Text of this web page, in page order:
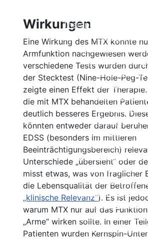
Häufig
Alles auf
Cladribin
Beschreibung
Wirksamkeit
Einnahme
Häufig
Alles auf
Ocrelizumab
Beschreibung
Wirksamkeit
Einnahme
Häufig
Alles auf
Ozanimod
Therapie der primär
Ocrelizumab
Beschreibung
Wirksamkeit
Einnahme und
Häufig
Alles auf
Beta-Interferone
Copaxone®
Mitoxantron
Azathioprin
Cyclophosphamid
Immunglobuline
Kortison
Einzelnachweise
Wirkungen
Eine Wirkung des MTX konnte
Armfunktion nachgewiesen
verschiedene Tests wurden
der Stecktest (Nine-Hole-Peg-
zeigte einen Effekt der
die mit MTX behandelten
deutlich besseres Ergebnis.
könnten entweder darauf
EDSS (besonders im mittleren
Beeinträchtigungsbereich)
Unterschiede „übersieht“ oder
misst etwas, was von fraglicher
die Lebensqualität der
„klinische Relevanz“). Es ist
warum MTX nur auf das
„Arme“ wirken sollte. In einer
Patienten wurden Kernspin-